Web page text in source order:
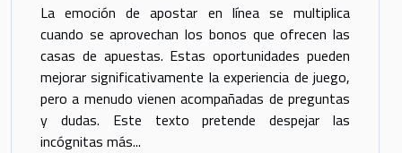
La emoción de apostar en línea se multiplica
cuando se aprovechan los bonos que ofrecen las
casas de apuestas. Estas oportunidades pueden
mejorar significativamente la experiencia de juego,
pero a menudo vienen acompañadas de preguntas
y dudas. Este texto pretende despejar las
incógnitas más...